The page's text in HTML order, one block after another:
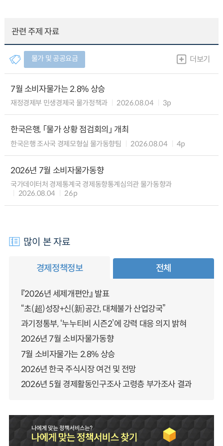
관련 주제 자료
물가 및 공공요금 더보기
7월 소비자물가는 2.8% 상승
재정경제부 민생경제국 물가정책과 2026.08.04 3p
한국은행, 「물가 상황 점검회의」 개최
한국은행 조사국 경제모형실 물가동향팀 2026.08.04 4p
2026년 7월 소비자물가동향
국가데이터처 경제통계국 경제동향통계심의관 물가동향과
2026.08.04
26p
많이 본 자료
경제정책정보 전체
『2026년 세제개편안』 발표
“초(超)성장+신(新)공간, 대체불가 산업강국”
과기정통부, ‘누누티비 시즌2’에 강력 대응 의지 밝혀
2026년 7월 소비자물가동향
7월 소비자물가는 2.8% 상승
2026년 한국 주식시장 여건 및 전망
2026년 5월 경제활동인구조사 고령층 부가조사 결과